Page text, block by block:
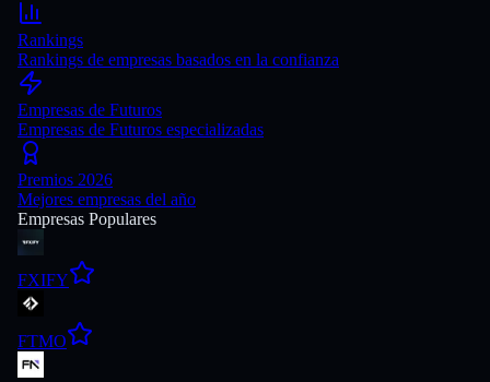
Rankings
Rankings de empresas basados en la confianza
Empresas de Futuros
Empresas de Futuros especializadas
Premios 2026
Mejores empresas del año
Empresas Populares
FXIFY
FTMO